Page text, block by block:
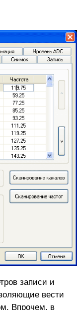
записи и
вести
Впрочем, в